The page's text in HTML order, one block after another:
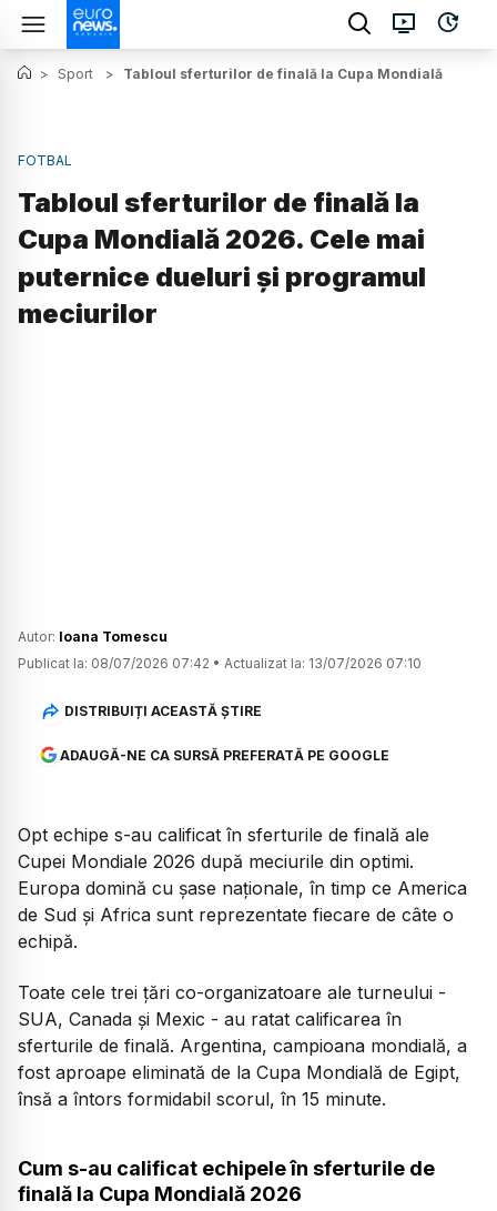
> Sport > Tabloul sferturilor de finală la Cupa Mondială
FOTBAL
Tabloul sferturilor de finală la
Cupa Mondială 2026. Cele mai
puternice dueluri și programul
meciurilor
Autor: Ioana Tomescu
Publicat la: 08/07/2026 07:42 • Actualizat la: 13/07/2026 07:10
DISTRIBUIȚI ACEASTĂ ȘTIRE
ADAUGĂ-NE CA SURSĂ PREFERATĂ PE GOOGLE
Opt echipe s-au calificat în sferturile de finală ale
Cupei Mondiale 2026 după meciurile din optimi.
Europa domină cu șase naționale, în timp ce America
de Sud și Africa sunt reprezentate fiecare de câte o
echipă.
Toate cele trei țări co-organizatoare ale turneului -
SUA, Canada și Mexic - au ratat calificarea în
sferturile de finală. Argentina, campioana mondială, a
fost aproape eliminată de la Cupa Mondială de Egipt,
însă a întors formidabil scorul, în 15 minute.
Cum s-au calificat echipele în sferturile de
finală la Cupa Mondială 2026